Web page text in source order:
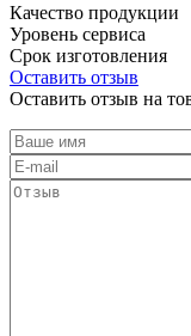
Качество продукции
Уровень сервиса
Срок изготовления
Оставить отзыв
Оставить отзыв на